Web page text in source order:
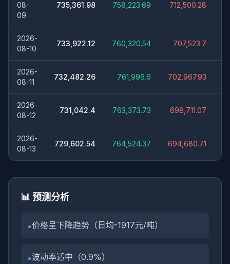
08-
09
735,361.98 758,223.69 712,500.28
2026-
08-10
733,922.12 760,320.54 707,523.7
2026-
08-11
732,482.26 761,996.6 702,967.93
2026-
08-12
731,042.4 763,373.73 698,711.07
2026-
08-13
729,602.54 764,524.37 694,680.71
📊 预测分析
•价格呈下降趋势（日均-1917元/吨）
•波动率适中（0.9%）